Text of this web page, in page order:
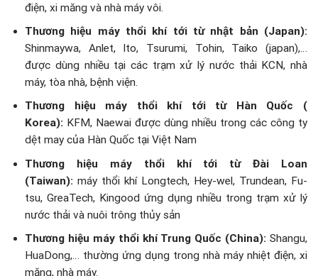
điện, xi măng và nhà máy vôi.
Thương hiệu máy thổi khí tới từ nhật bản (Japan):
Shinmaywa, Anlet, Ito, Tsurumi, Tohin, Taiko (japan),…
được dùng nhiều tại các trạm xử lý nước thải KCN, nhà
máy, tòa nhà, bệnh viện.
Thương hiệu máy thổi khí tới từ Hàn Quốc (
Korea): KFM, Naewai được dùng nhiều trong các công ty
dệt may của Hàn Quốc tại Việt Nam
Thương hiệu máy thổi khí tới từ Đài Loan
(Taiwan): máy thổi khí Longtech, Hey-wel, Trundean, Fu-
tsu, GreaTech, Kingood ứng dụng nhiều trong trạm xử lý
nước thải và nuôi trông thủy sản
Thương hiệu máy thổi khí Trung Quốc (China): Shangu,
HuaDong,… thường ứng dụng trong nhà máy nhiệt điện, xi
măng, nhà máy.